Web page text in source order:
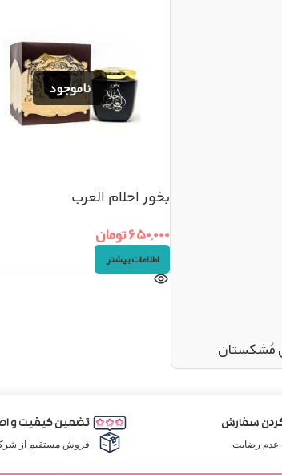
مُشکستان
بخور احلام العرب
۶۵۰,۰۰۰تومان
اطلاعات بیشتر
سفارش
رضایت
تضمین کیفیت و
فروش مستقیم از